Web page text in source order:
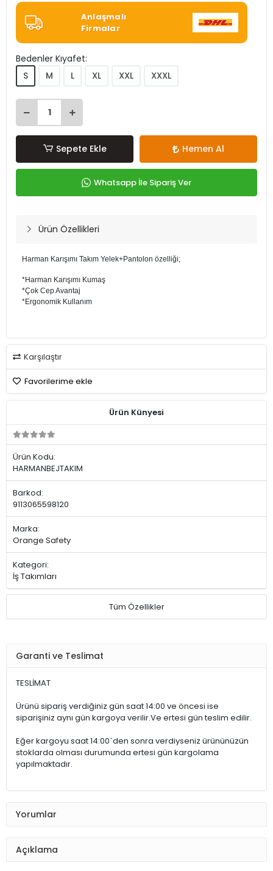
Anlaşmalı
Firmalar
Bedenler Kıyafet:
S
M L XL XXL XXXL
Sepete Ekle Hemen Al
Whatsapp İle Sipariş Ver
Ürün Özellikleri
Harman Karışımı Takım Yelek+Pantolon özelliği;
*Harman Karışımı Kumaş
*Çok Cep Avantaj
*Ergonomik Kullanım
Karşılaştır
Favorilerime ekle
Ürün Künyesi
Ürün Kodu:
HARMANBEJTAKIM
Barkod:
9113065598120
Marka:
Orange Safety
Kategori:
İş Takımları
Tüm Özellikler
Garanti ve Teslimat
TESLİMAT
Ürünü sipariş verdiğiniz gün saat 14:00 ve öncesi ise
siparişiniz aynı gün kargoya verilir.Ve ertesi gün teslim edilir.
Eğer kargoyu saat 14:00`den sonra verdiyseniz ürününüzün
stoklarda olması durumunda ertesi gün kargolama
yapılmaktadır.
Yorumlar
Açıklama